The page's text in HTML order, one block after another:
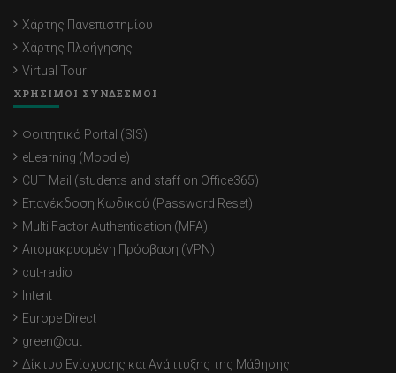
Χάρτης Πανεπιστημίου
Χάρτης Πλοήγησης
Virtual Tour
ΧΡΗΣΙΜΟΙ ΣΥΝΔΕΣΜΟΙ
Φοιτητικό Portal (SIS)
eLearning (Moodle)
CUT Mail (students and staff on Office365)
Επανέκδοση Κωδικού (Password Reset)
Multi Factor Authentication (MFA)
Απομακρυσμένη Πρόσβαση (VPN)
cut-radio
Intent
Europe Direct
green@cut
Δίκτυο Ενίσχυσης και Ανάπτυξης της Μάθησης